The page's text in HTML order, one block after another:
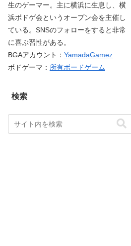
生のゲーマー。主に横浜に生息し、横
浜ボドゲ会というオープン会を主催し
ている。SNSのフォローをすると非常
に喜ぶ習性がある。
BGAアカウント： YamadaGamez
ボドゲーマ： 所有ボードゲーム
検索